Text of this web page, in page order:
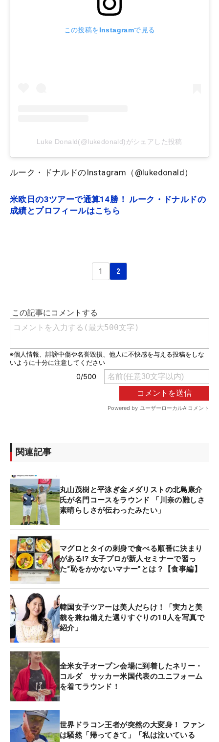
この投稿をInstagramで見る
Luke Donald(@lukedonald)がシェアした投稿
ルーク・ドナルドのInstagram（@lukedonald）
米欧日の3ツアーで通算14勝！ ルーク・ドナルドの
成績とプロフィールはこちら
1 2
関連記事
丸山茂樹と平泳ぎ金メダリストの北島康介
氏が名門コースをラウンド 「川奈の難しさ
素晴らしさが伝わったみたい」
マグロとタイの刺身で食べる順番に決まり
がある⁉ 女子プロが新人セミナーで習っ
た“恥をかかないマナー”とは？【食事編】
韓国女子ツアーは美人だらけ！「実力と美
貌を兼ね備えた選りすぐりの10人を写真で
紹介」
全米女子オープン会場に到着したネリー・
コルダ サッカー米国代表のユニフォーム
を着てラウンド！
世界ドラコン王者が突然の大変身！ ファン
は騒然「帰ってきて」「私は泣いている